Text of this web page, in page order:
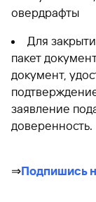
овердрафты
Для
пакет
документ,
заявление
доверенность.
⇒Подпишись